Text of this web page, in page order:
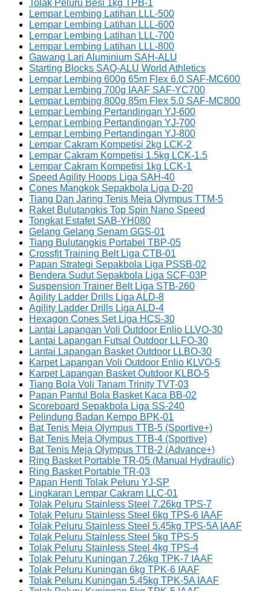
Tolak Peluru Besi 1kg TPB-1
Lempar Lembing Latihan LLL-500
Lempar Lembing Latihan LLL-600
Lempar Lembing Latihan LLL-700
Lempar Lembing Latihan LLL-800
Gawang Lari Aluminium SAH-ALU
Starting Blocks SAQ-ALU World Athletics
Lempar Lembing 600g 65m Flex 6.0 SAF-MC600
Lempar Lembing 700g IAAF SAF-YC700
Lempar Lembing 800g 85m Flex 5.0 SAF-MC800
Lempar Lembing Pertandingan YJ-600
Lempar Lembing Pertandingan YJ-700
Lempar Lembing Pertandingan YJ-800
Lempar Cakram Kompetisi 2kg LCK-2
Lempar Cakram Kompetisi 1.5kg LCK-1.5
Lempar Cakram Kompetisi 1kg LCK-1
Speed Agility Hoops Liga SAH-40
Cones Mangkok Sepakbola Liga D-20
Tiang Dan Jaring Tenis Meja Olympus TTM-5
Raket Bulutangkis Top Spin Nano Speed
Tongkat Estafet SAB-YH080
Gelang Gelang Senam GGS-01
Tiang Bulutangkis Portabel TBP-05
Crossfit Training Belt Liga CTB-01
Papan Strategi Sepakbola Liga PSSB-02
Bendera Sudut Sepakbola Liga SCF-03P
Suspension Trainer Belt Liga STB-260
Agility Ladder Drills Liga ALD-8
Agility Ladder Drills Liga ALD-4
Hexagon Cones Set Liga HCS-30
Lantai Lapangan Voli Outdoor Enlio LLVO-30
Lantai Lapangan Futsal Outdoor LLFO-30
Lantai Lapangan Basket Outdoor LLBO-30
Karpet Lapangan Voli Outdoor Enlio KLVO-5
Karpet Lapangan Basket Outdoor KLBO-5
Tiang Bola Voli Tanam Trinity TVT-03
Papan Pantul Bola Basket Kaca BB-02
Scoreboard Sepakbola Liga SS-240
Pelindung Badan Kempo BPK-01
Bat Tenis Meja Olympus TTB-5 (Sportive+)
Bat Tenis Meja Olympus TTB-4 (Sportive)
Bat Tenis Meja Olympus TTB-2 (Advance+)
Ring Basket Portable TR-05 (Manual Hydraulic)
Ring Basket Portable TR-03
Papan Henti Tolak Peluru YJ-SP
Lingkaran Lempar Cakram LLC-01
Tolak Peluru Stainless Steel 7.26kg TPS-7
Tolak Peluru Stainless Steel 6kg TPS-6 IAAF
Tolak Peluru Stainless Steel 5.45kg TPS-5A IAAF
Tolak Peluru Stainless Steel 5kg TPS-5
Tolak Peluru Stainless Steel 4kg TPS-4
Tolak Peluru Kuningan 7.26kg TPK-7 IAAF
Tolak Peluru Kuningan 6kg TPK-6 IAAF
Tolak Peluru Kuningan 5.45kg TPK-5A IAAF